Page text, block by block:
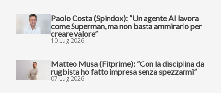
Paolo Costa (Spindox): “Un agente AI lavora
come Superman, ma non basta ammirarlo per
creare valore”
10 Lug 2026
Matteo Musa (Fitprime): “Con la disciplina da
rugbista ho fatto impresa senza spezzarmi”
07 Lug 2026